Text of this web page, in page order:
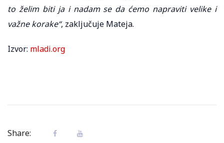
to želim biti ja i nadam se da ćemo napraviti velike i
važne korake“, zaključuje Mateja.
Izvor: mladi.org
Share: